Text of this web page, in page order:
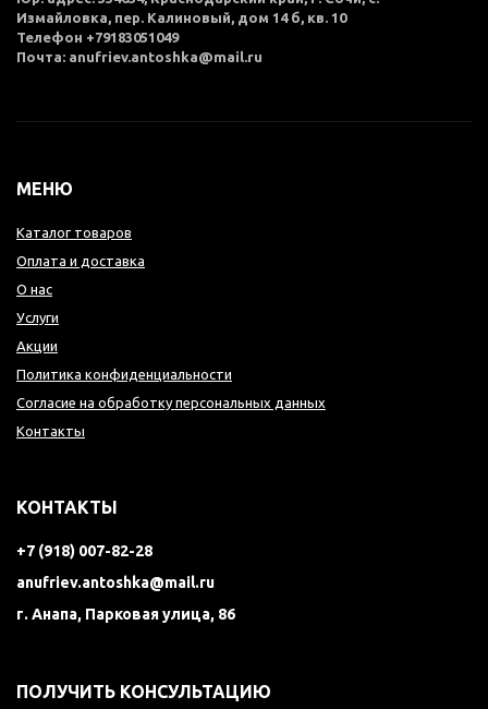
Измайловка, пер. Калиновый, дом 14 б, кв. 10
Телефон +79183051049
Почта: anufriev.antoshka@mail.ru
МЕНЮ
Каталог товаров
Оплата и доставка
О нас
Услуги
Акции
Политика конфиденциальности
Согласие на обработку персональных данных
Контакты
КОНТАКТЫ
+7 (918) 007-82-28
anufriev.antoshka@mail.ru
г. Анапа, Парковая улица, 86
ПОЛУЧИТЬ КОНСУЛЬТАЦИЮ